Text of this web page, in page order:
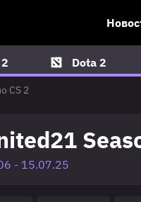
Dota 2
CS 2
- 15.07.25